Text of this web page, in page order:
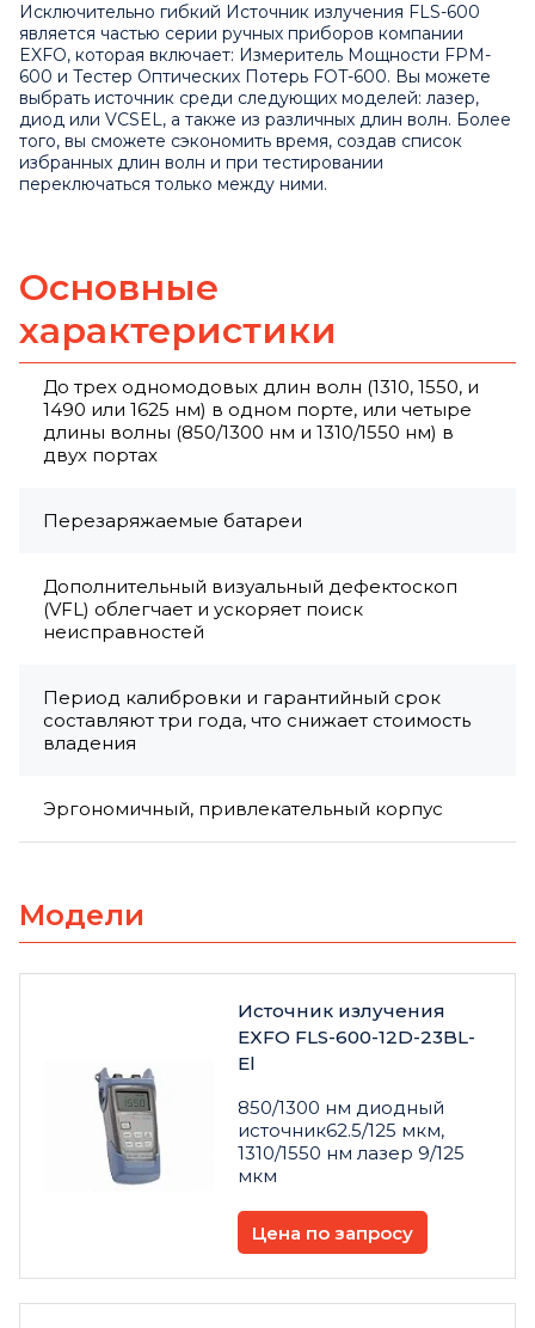
Исключительно гибкий Источник излучения FLS-600
является частью серии ручных приборов компании
EXFO, которая включает: Измеритель Мощности FPM-
600 и Тестер Оптических Потерь FOT-600. Вы можете
выбрать источник среди следующих моделей: лазер,
диод или VCSEL, а также из различных длин волн. Более
того, вы сможете сэкономить время, создав список
избранных длин волн и при тестировании
переключаться только между ними.
Основные
характеристики
До трех одномодовых длин волн (1310, 1550, и
1490 или 1625 нм) в одном порте, или четыре
длины волны (850/1300 нм и 1310/1550 нм) в
двух портах
Перезаряжаемые батареи
Дополнительный визуальный дефектоскоп
(VFL) облегчает и ускоряет поиск
неисправностей
Период калибровки и гарантийный срок
составляют три года, что снижает стоимость
владения
Эргономичный, привлекательный корпус
Модели
Источник излучения
EXFO FLS-600-12D-23BL-
El
850/1300 нм диодный
источник62.5/125 мкм,
1310/1550 нм лазер 9/125
мкм
Цена по запросу